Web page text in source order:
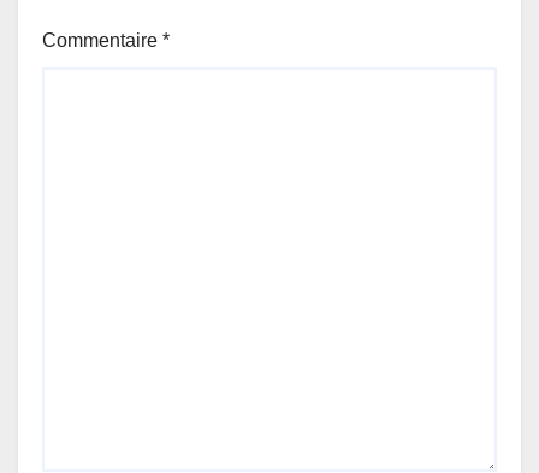
Commentaire *